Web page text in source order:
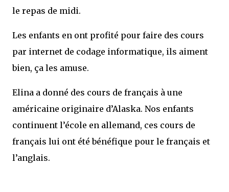
le repas de midi.
Les enfants en ont profité pour faire des cours
par internet de codage informatique, ils aiment
bien, ça les amuse.
Elina a donné des cours de français à une
américaine originaire d’Alaska. Nos enfants
continuent l’école en allemand, ces cours de
français lui ont été bénéfique pour le français et
l’anglais.